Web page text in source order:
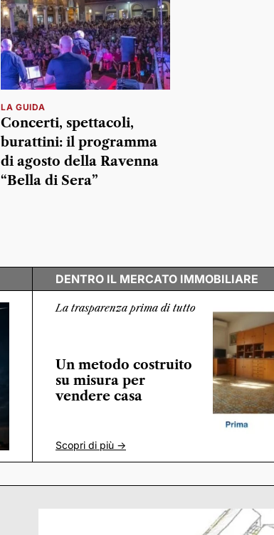
LA GUIDA
Concerti, spettacoli,
burattini: il programma
di agosto della Ravenna
“Bella di Sera”
DENTRO IL MERCATO IMMOBILIARE
La trasparenza prima di tutto
Un metodo costruito
su misura per
vendere casa
Scopri di più ->